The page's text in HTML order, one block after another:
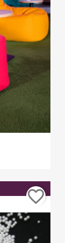
favorite_border